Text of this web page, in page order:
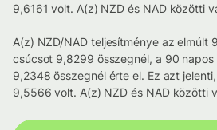
9,6161 volt. A(z) NZD és NAD közötti
A(z) NZD/NAD teljesítménye az elmúlt
csúcsot 9,8299 összegnél, a 90
9,2348 összegnél érte el. Ez azt
9,5566 volt. A(z) NZD és NAD közötti